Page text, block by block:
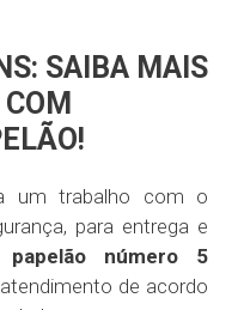
SAIBA MAIS
um trabalho com o
para entrega e
número 5
de acordo